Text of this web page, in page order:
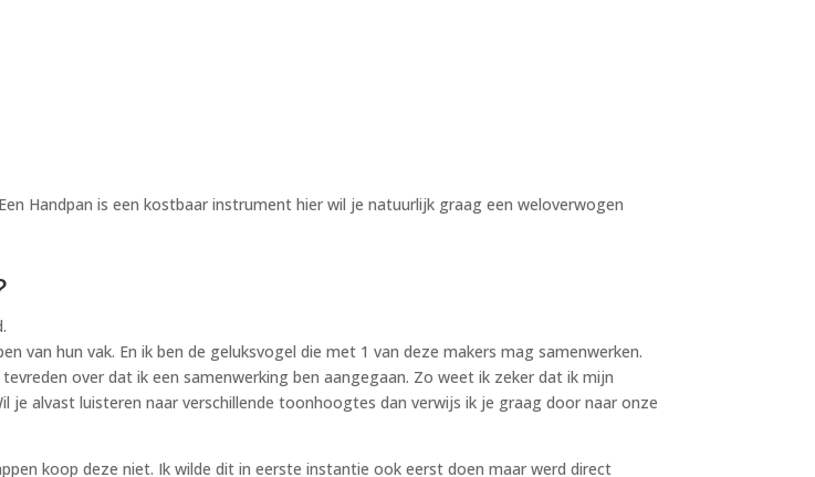
Handpan is een kostbaar instrument hier wil je natuurlijk graag een weloverwogen
van hun vak. En ik ben de geluksvogel die met 1 van deze makers mag samenwerken.
over dat ik een samenwerking ben aangegaan. Zo weet ik zeker dat ik mijn
je alvast luisteren naar verschillende toonhoogtes dan verwijs ik je graag door naar onze
koop deze niet. Ik wilde dit in eerste instantie ook eerst doen maar werd direct